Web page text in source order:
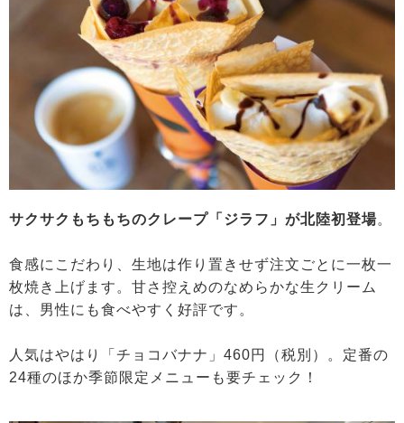
サクサクもちもちのクレープ「ジラフ」が北陸初登場。
食感にこだわり、生地は作り置きせず注文ごとに一枚一
枚焼き上げます。甘さ控えめのなめらかな生クリーム
は、男性にも食べやすく好評です。
人気はやはり「チョコバナナ」460円（税別）。定番の
24種のほか季節限定メニューも要チェック！